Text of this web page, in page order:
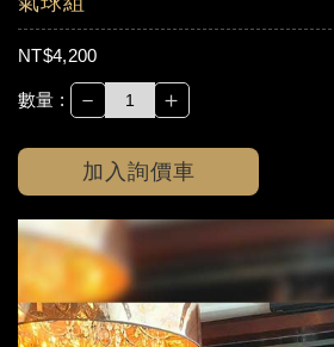
NT$4,200
數量 : － ＋
加入詢價車